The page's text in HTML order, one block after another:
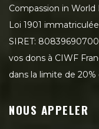
Compassion in
Loi 1901
SIRET:
vos dons à CIWF
dans la limite de 20%
NOUS APPELER